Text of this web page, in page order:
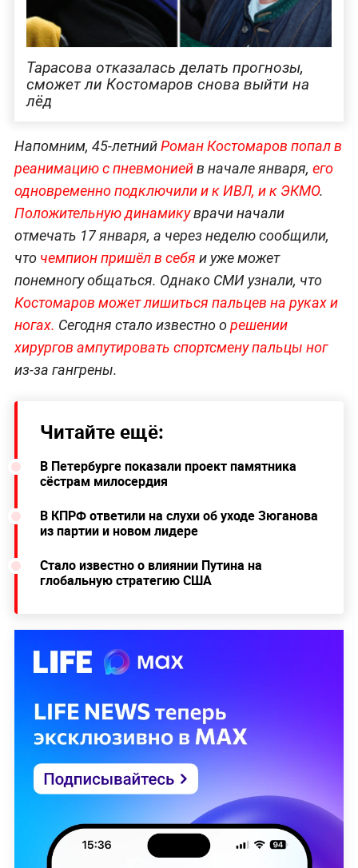
Тарасова отказалась делать прогнозы,
сможет ли Костомаров снова выйти на
лёд
Напомним, 45-летнийРоман Костомаров попал в
реанимацию с пневмониейв начале января, его
одновременно подключили и к ИВЛ, и к ЭКМО.
Положительную динамикуврачи начали
отмечать 17 января, а через неделю сообщили,
что чемпион пришёл в себя и уже может
понемногу общаться. Однако СМИ узнали, что
Костомаров может лишиться пальцев на руках и
ногах. Сегодня стало известно орешении
хирургов ампутировать спортсмену пальцы ног
из-за гангрены.
Читайте ещё:
В Петербурге показали проект памятника
сёстрам милосердия
В КПРФ ответили на слухи об уходе Зюганова
из партии и новом лидере
Стало известно о влиянии Путина на
глобальную стратегию США